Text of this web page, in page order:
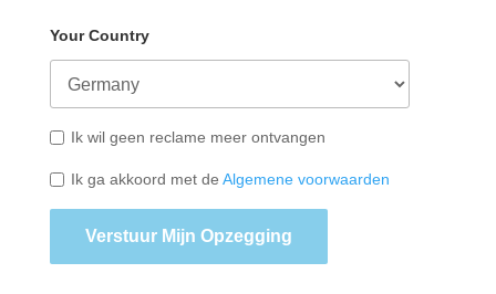
Your Country
Ik wil geen reclame meer ontvangen
Ik ga akkoord met de Algemene voorwaarden
Verstuur Mijn Opzegging